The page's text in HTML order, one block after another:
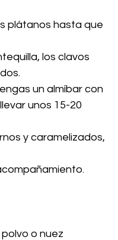
plátanos hasta que
los clavos
un almíbar con
unos 15-20
y caramelizados,
o nuez